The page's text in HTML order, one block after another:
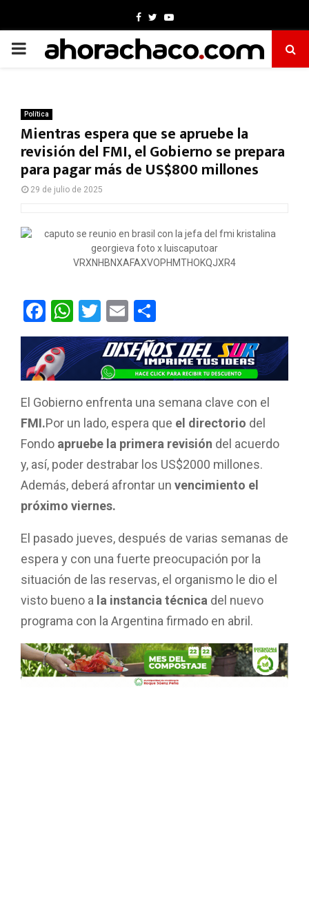
Facebook
TwitterYoutube
PRIMARY
Política
Mientras espera que se apruebe la
revisión del FMI, el Gobierno se prepara
para pagar más de US$800 millones
29 de julio de 2025
F
a
ce
b
o
o
k
W
h
at
s
A
p
p
T
wi
tt
er
E
m
ail
o
m
p
ar
tir
El Gobierno enfrenta una semana clave con el
FMI.Por un lado, espera que el directorio del
Fondo apruebe la primera revisión del acuerdo
y, así, poder destrabar los US$2000 millones.
Además, deberá afrontar un vencimiento el
próximo viernes.
El pasado jueves, después de varias semanas de
espera y con una fuerte preocupación por la
situación de las reservas, el organismo le dio el
visto bueno a la instancia técnica del nuevo
programa con la Argentina firmado en abril.